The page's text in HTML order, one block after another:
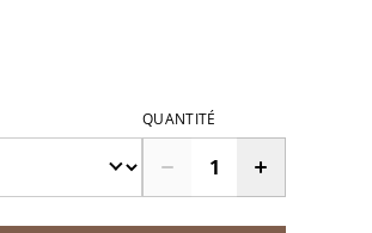
QUANTITÉ